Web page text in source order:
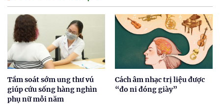
Tầm soát sớm ung thư vú
giúp cứu sống hàng nghìn
phụ nữ mỗi năm
Cách âm nhạc trị liệu được
“đo ni đóng giày”